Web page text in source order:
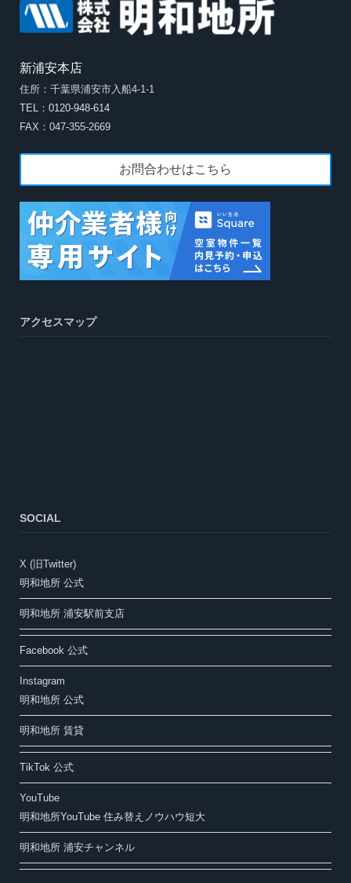
新浦安本店
住所：千葉県浦安市入船4-1-1
TEL：0120-948-614
FAX：047-355-2669
お問合わせはこちら
アクセスマップ
SOCIAL
X (旧Twitter)
明和地所 公式
明和地所 浦安駅前支店
Facebook 公式
Instagram
明和地所 公式
明和地所 賃貸
TikTok 公式
YouTube
明和地所YouTube 住み替えノウハウ短大
明和地所 浦安チャンネル